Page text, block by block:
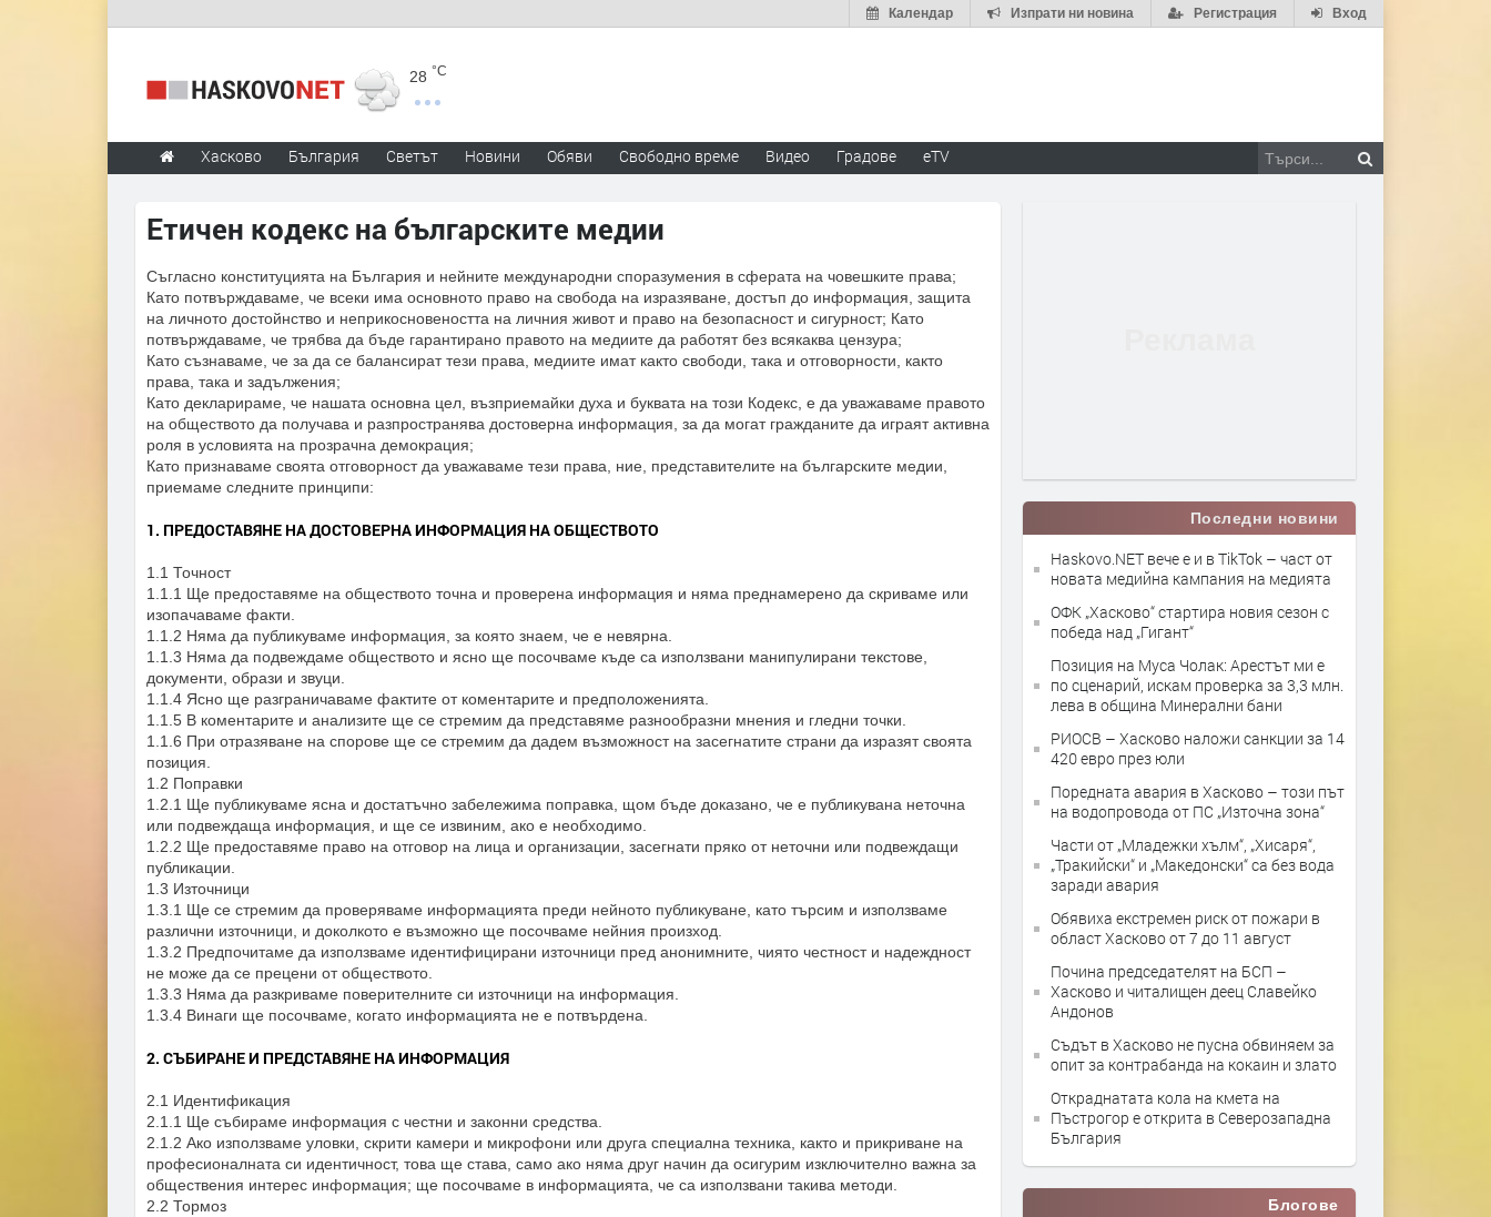
Вход
Регистрация
Изпрати ни новина
Календар
28 °C
Хасково България Светът Новини Обяви Свободно време Видео Градове eTV
Етичен кодекс на българските медии
Съгласно конституцията на България и нейните международни споразумения в сферата на човешките права;
Като потвърждаваме, че всеки има основното право на свобода на изразяване, достъп до информация, защита
на личното достойнство и неприкосновеността на личния живот и право на безопасност и сигурност; Като
потвърждаваме, че трябва да бъде гарантирано правото на медиите да работят без всякаква цензура;
Като съзнаваме, че за да се балансират тези права, медиите имат както свободи, така и отговорности, както
права, така и задължения;
Като декларираме, че нашата основна цел, възприемайки духа и буквата на този Кодекс, е да уважаваме правото
на обществото да получава и разпространява достоверна информация, за да могат гражданите да играят активна
роля в условията на прозрачна демокрация;
Като признаваме своята отговорност да уважаваме тези права, ние, представителите на българските медии,
приемаме следните принципи:
1. ПРЕДОСТАВЯНЕ НА ДОСТОВЕРНА ИНФОРМАЦИЯ НА ОБЩЕСТВОТО
1.1 Точност
1.1.1 Ще предоставяме на обществото точна и проверена информация и няма преднамерено да скриваме или
изопачаваме факти.
1.1.2 Няма да публикуваме информация, за която знаем, че е невярна.
1.1.3 Няма да подвеждаме обществото и ясно ще посочваме къде са използвани манипулирани текстове,
документи, образи и звуци.
1.1.4 Ясно ще разграничаваме фактите от коментарите и предположенията.
1.1.5 В коментарите и анализите ще се стремим да представяме разнообразни мнения и гледни точки.
1.1.6 При отразяване на спорове ще се стремим да дадем възможност на засегнатите страни да изразят своята
позиция.
1.2 Поправки
1.2.1 Ще публикуваме ясна и достатъчно забележима поправка, щом бъде доказано, че е публикувана неточна
или подвеждаща информация, и ще се извиним, ако е необходимо.
1.2.2 Ще предоставяме право на отговор на лица и организации, засегнати пряко от неточни или подвеждащи
публикации.
1.3 Източници
1.3.1 Ще се стремим да проверяваме информацията преди нейното публикуване, като търсим и използваме
различни източници, и доколкото е възможно ще посочваме нейния произход.
1.3.2 Предпочитаме да използваме идентифицирани източници пред анонимните, чиято честност и надеждност
не може да се прецени от обществото.
1.3.3 Няма да разкриваме поверителните си източници на информация.
1.3.4 Винаги ще посочваме, когато информацията не е потвърдена.
2. СЪБИРАНЕ И ПРЕДСТАВЯНЕ НА ИНФОРМАЦИЯ
2.1 Идентификация
2.1.1 Ще събираме информация с честни и законни средства.
2.1.2 Ако използваме уловки, скрити камери и микрофони или друга специална техника, както и прикриване на
професионалната си идентичност, това ще става, само ако няма друг начин да осигурим изключително важна за
обществения интерес информация; ще посочваме в информацията, че са използвани такива методи.
2.2 Тормоз
Последни новини
Haskovo.NET вече е и в TikTok – част от
новата медийна кампания на медията
ОФК „Хасково“ стартира новия сезон с
победа над „Гигант“
Позиция на Муса Чолак: Арестът ми е
по сценарий, искам проверка за 3,3 млн.
лева в община Минерални бани
РИОСВ – Хасково наложи санкции за 14
420 евро през юли
Поредната авария в Хасково – този път
на водопровода от ПС „Източна зона“
Части от „Младежки хълм“, „Хисаря“,
„Тракийски“ и „Македонски“ са без вода
заради авария
Обявиха екстремен риск от пожари в
област Хасково от 7 до 11 август
Почина председателят на БСП –
Хасково и читалищен деец Славейко
Андонов
Съдът в Хасково не пусна обвиняем за
опит за контрабанда на кокаин и злато
Откраднатата кола на кмета на
Пъстрогор е открита в Северозападна
България
Блогове